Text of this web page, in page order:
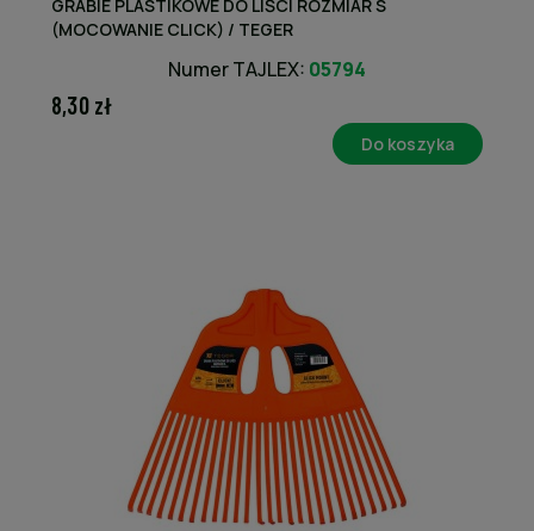
GRABIE PLASTIKOWE DO LIŚCI ROZMIAR S
(MOCOWANIE CLICK) / TEGER
Numer TAJLEX: 05794
8,30 zł
Do koszyka